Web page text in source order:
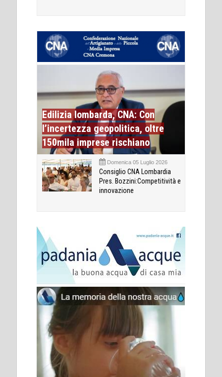
Edilizia lombarda, CNA: Con
l’incertezza geopolitica, oltre
150mila imprese rischiano
Domenica 05 Luglio 2026
Consiglio CNA Lombardia
Pres. Bozzini:Competitività e
innovazione